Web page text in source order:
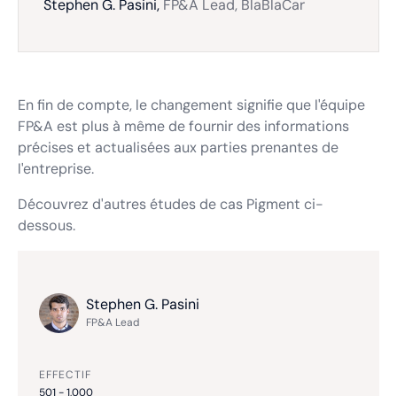
Stephen G. Pasini
FP&A Lead
EFFECTIF
501 - 1,000
Stephen G. Pasini, FP&A Lead, BlaBlaCar
En fin de compte, le changement signifie que l'équipe
FP&A est plus à même de fournir des informations
précises et actualisées aux parties prenantes de
l'entreprise.
Découvrez d'autres études de cas Pigment ci-
dessous.